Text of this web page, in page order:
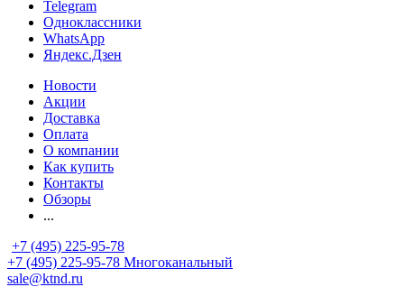
Telegram
Одноклассники
WhatsApp
Яндекс.Дзен
Новости
Акции
Доставка
Оплата
О компании
Как купить
Контакты
Обзоры
...
+7 (495) 225-95-78
+7 (495) 225-95-78 Многоканальный
sale@ktnd.ru